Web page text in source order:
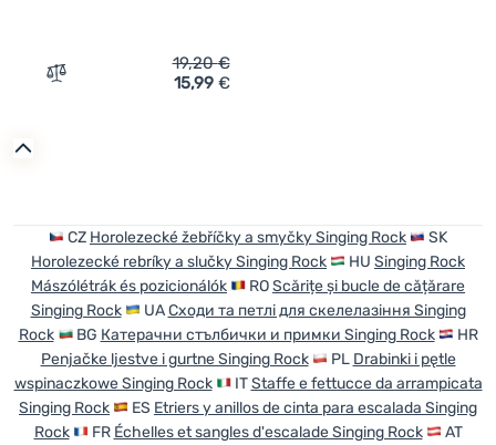
Zum Vergleich 'Ankerschlaufe Singing Rock Eye Sling
19,20€
15,99 €
CZ Horolezecké žebříčky a smyčky Singing Rock
SK
Horolezecké rebríky a slučky Singing Rock
HU Singing Rock
Mászólétrák és pozicionálók
ROScărițe și bucle de cățărare
Singing Rock
UAСходи та петлі для скелелазіння Singing
Rock
BG Катерачни стълбички и примки Singing Rock
HR
Penjačke ljestve i gurtne Singing Rock
PL Drabinki i pętle
wspinaczkowe Singing Rock
ITStaffe e fettucce da arrampicata
Singing Rock
ES Etriers y anillos de cinta para escalada Singing
Rock
FR Échelles et sangles d'escalade Singing Rock
AT